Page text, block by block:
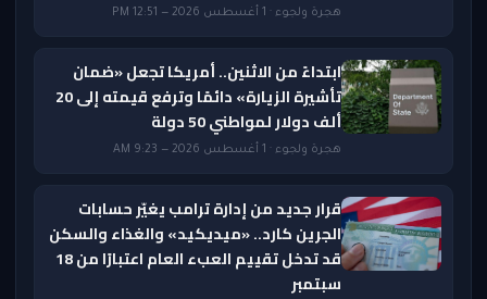
هجرة ولجوء · 1 أغسطس 2026 — 12:51 PM
ابتداءً من الاثنين.. أمريكا تجعل «ضمان
تأشيرة الزيارة» دائمًا وترفع قيمته إلى 20
ألف دولار لمواطني 50 دولة
هجرة ولجوء · 1 أغسطس 2026 — 9:23 AM
قرار جديد من إدارة ترامب يغيّر حسابات
الجرين كارد.. «ميديكيد» والغذاء والسكن
قد تدخل تقييم العبء العام اعتبارًا من 18
سبتمبر